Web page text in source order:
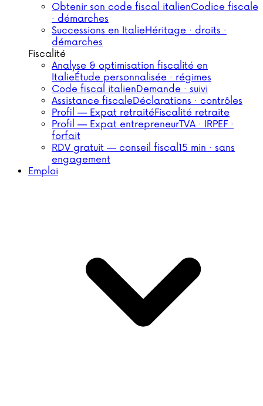
Obtenir son code fiscal italienCodice fiscale
· démarches
Successions en ItalieHéritage · droits ·
démarches
Fiscalité
Analyse & optimisation fiscalité en
ItalieÉtude personnalisée · régimes
Code fiscal italienDemande · suivi
Assistance fiscaleDéclarations · contrôles
Profil — Expat retraitéFiscalité retraite
Profil — Expat entrepreneurTVA · IRPEF ·
forfait
RDV gratuit — conseil fiscal15 min · sans
engagement
Emploi